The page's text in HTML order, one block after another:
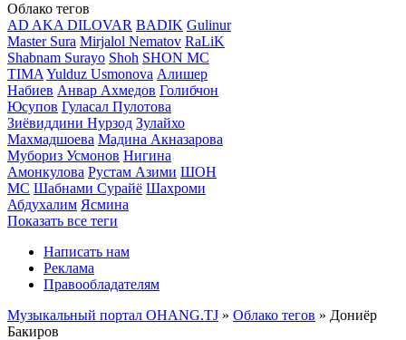
Облако тегов
AD AKA DILOVAR BADIK Gulinur
Master Sura Mirjalol Nematov RaLiK
Shabnam Surayo Shoh SHON MC
TIMA Yulduz Usmonova Алишер
Набиев Анвар Ахмедов Голибчон
Юсупов Гуласал Пулотова
Зиёвиддини Нурзод Зулайхо
Махмадшоева Мадина Акназарова
Мубориз Усмонов Нигина
Амонкулова Рустам Азими ШОН
МС Шабнами Сурайё Шахроми
Абдухалим Ясмина
Показать все теги
Написать нам
Реклама
Правообладателям
Музыкальный портал OHANG.TJ » Облако тегов » Дониёр
Бакиров